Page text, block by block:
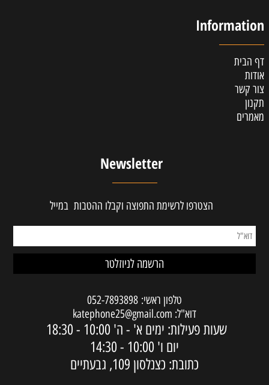
Information
דף הבית
אודות
צור קשר
תקנון
מאמרים
Newsletter
הצטרפו לרשימת התפוצה וקבלו ההטבות במייל
טלפון ראשי: 052-7893898
דוא"ל: katephone25@gmail.com
שעות פעילות: ימים א' - ה' 10:00 - 18:30
יום ו' 10:00 - 14:30
כתובת: כצנלסון 109, גבעתיים